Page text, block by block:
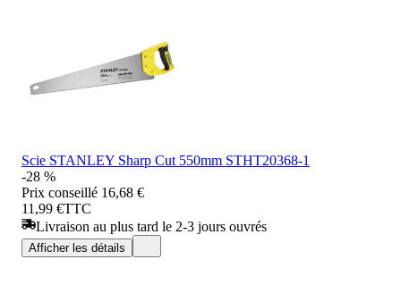
Scie STANLEY Sharp Cut 550mm STHT20368-1
-28 %
Prix conseillé 16,68 €
11,99 €TTC
Livraison au plus tard le 2-3 jours ouvrés
Afficher les détails